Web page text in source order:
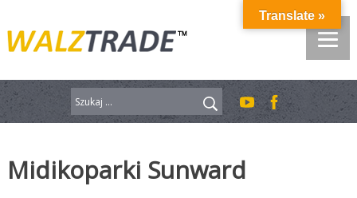
do
treści
Szukaj:
Midikoparki Sunward
Translate »